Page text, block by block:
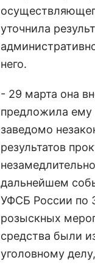
уточнила
него.
- 29 марта она
предложила ему
заведомо
результатов
дальнейшем
УФСБ России по
розыскных
средства были
уголовному